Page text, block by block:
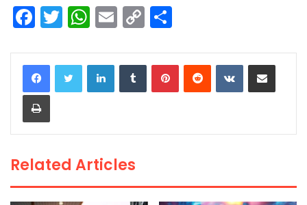
F
a
c
e
b
o
k
T
w
itt
er
W
h
a
ts
p
E
m
ai
C
o
p
n
ar
LinkedInTumblrPinterestReddit VKontakteShare via Email
Print
Related Articles